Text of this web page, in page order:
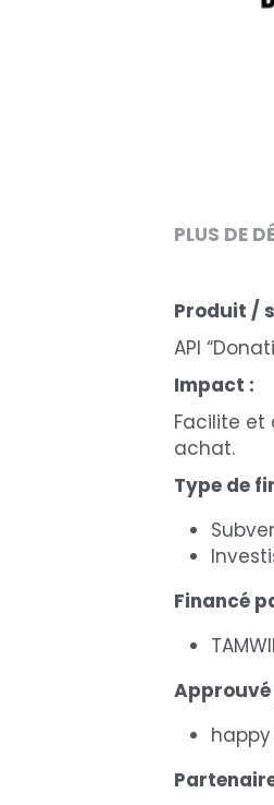
PLUS DE
Produit /
API
Impact :
Facilite
achat.
Type de
Financé